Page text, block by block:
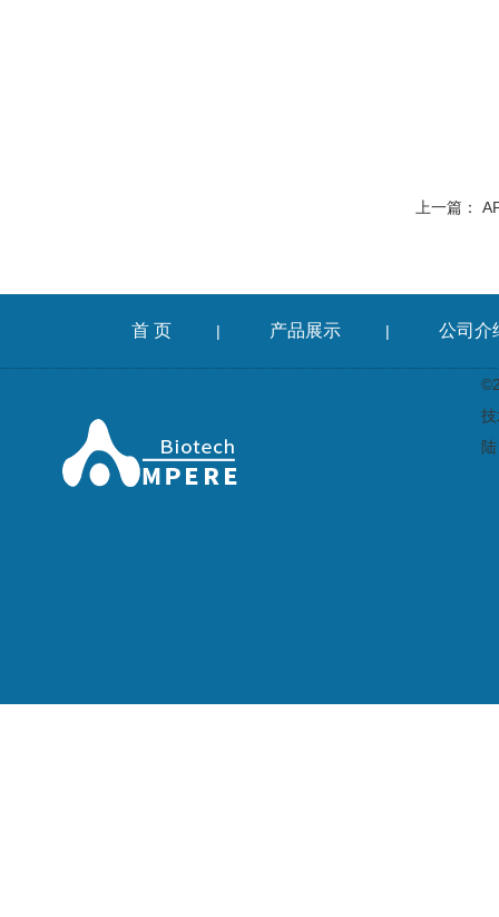
上一篇：
首 页 | 产品展示 | 公司介
陆